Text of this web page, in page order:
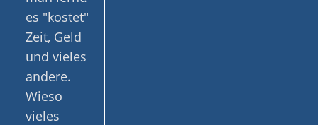
es "kostet"
Zeit, Geld
und vieles
andere.
Wieso
vieles